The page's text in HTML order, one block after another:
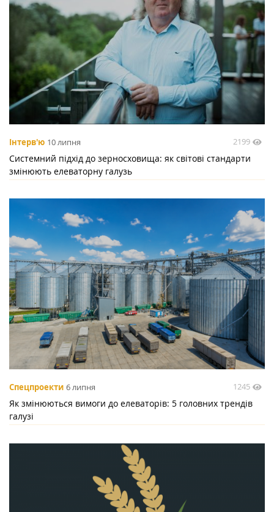
Інтерв'ю 10 липня 2199
Системний підхід до зерносховища: як світові стандарти
змінюють елеваторну галузь
Спецпроекти 6 липня 1245
Як змінюються вимоги до елеваторів: 5 головних трендів
галузі